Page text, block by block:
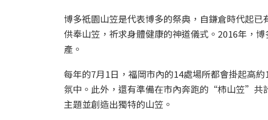
博多祗園山笠是代表博多的祭典，自鎌倉時代起
供奉山笠，祈求身體健康的神道儀式。2016年，
產。
每年的7月1日，福岡市內的14處場所都會掛起高
氛中。此外，還有準備在市內奔跑的“柿山笠”
主題並創造出獨特的山笠。